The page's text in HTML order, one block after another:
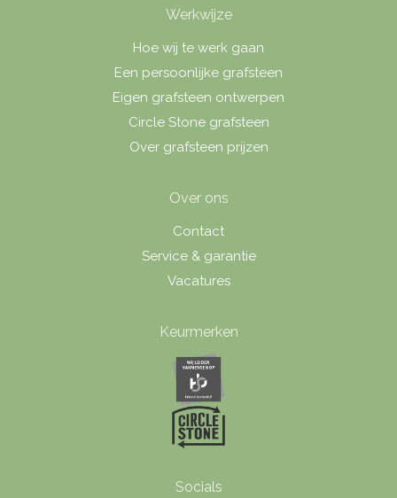
Werkwijze
Hoe wij te werk gaan
Een persoonlijke grafsteen
Eigen grafsteen ontwerpen
Circle Stone grafsteen
Over grafsteen prijzen
Over ons
Contact
Service & garantie
Vacatures
Keurmerken
Socials